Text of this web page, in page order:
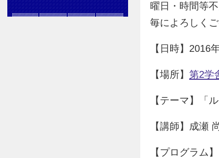
曜日・時間等
毎によろしく
【日時】2016
【場所】 第2学
【テーマ】「
【講師】成瀬
【プログラム】